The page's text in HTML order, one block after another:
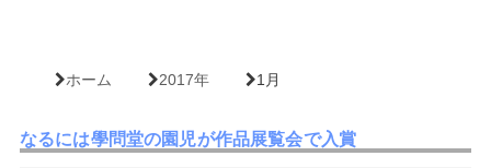
ホーム 2017年 1月
なるには學問堂の園児が作品展覧会で入賞